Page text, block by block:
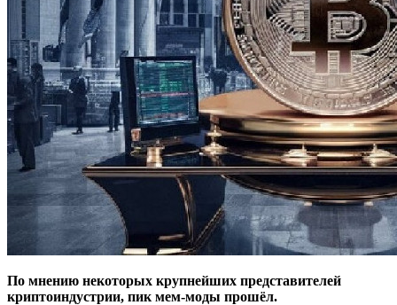
По мнению некоторых крупнейших представителей
криптоиндустрии, пик мем-моды прошёл.